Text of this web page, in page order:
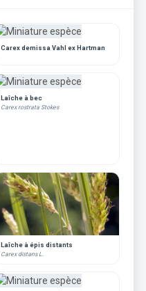
Carex demissa Vahl ex Hartman
Laîche à bec
Carex rostrata Stokes
Laîche à épis distants
Carex distans L.